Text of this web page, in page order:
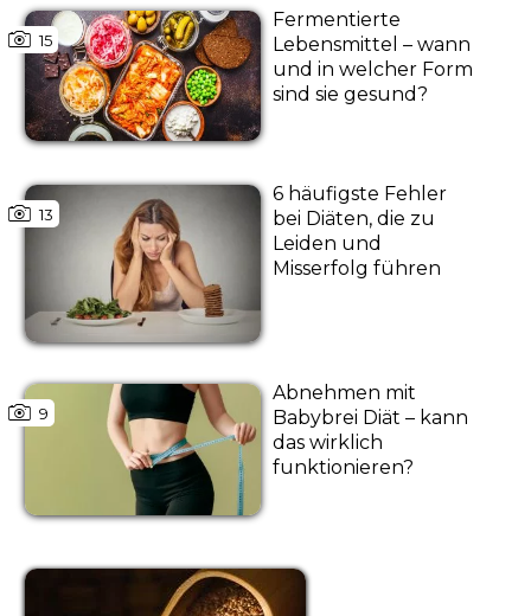
15
Fermentierte
Lebensmittel – wann
und in welcher Form
sind sie gesund?
13
6 häufigste Fehler
bei Diäten, die zu
Leiden und
Misserfolg führen
9
Abnehmen mit
Babybrei Diät – kann
das wirklich
funktionieren?